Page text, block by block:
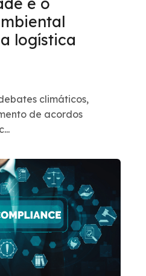
logística
climáticos,
de acordos